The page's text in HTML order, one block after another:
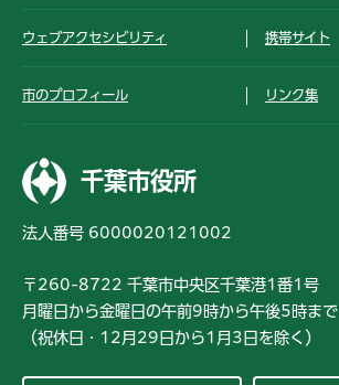
ウェブアクセシビリティ 携帯サイト
市のプロフィール リンク集
千葉市役所
法人番号 6000020121002
〒260-8722 千葉市中央区千葉港1番1号
月曜日から金曜日の午前9時から午後5時まで
（祝休日・12月29日から1月3日を除く）